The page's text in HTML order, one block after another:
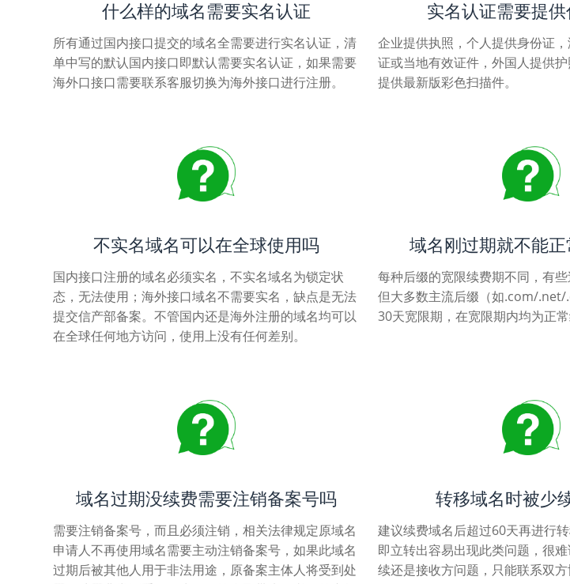
什么样的域名需要实名认证
所有通过国内接口提交的域名全需要进行实名认证，清
单中写的默认国内接口即默认需要实名认证，如果需要
海外口接口需要联系客服切换为海外接口进行注册。
实名认证需要提
企业提供执照，个人提供身份证
证或当地有效证件，外国人提供
提供最新版彩色扫描件。
不实名域名可以在全球使用吗
国内接口注册的域名必须实名，不实名域名为锁定状
态，无法使用；海外接口域名不需要实名，缺点是无法
提交信产部备案。不管国内还是海外注册的域名均可以
在全球任何地方访问，使用上没有任何差别。
域名刚过期就不能
每种后缀的宽限续费期不同，有些
但大多数主流后缀（如.com/
30天宽限期，在宽限期内均为正常
域名过期没续费需要注销备案号吗
需要注销备案号，而且必须注销，相关法律规定原域名
申请人不再使用域名需要主动注销备案号，如果此域名
过期后被其他人用于非法用途，原备案主体人将受到处
转移域名时被少
建议续费域名后超过60天再进行
即立转出容易出现此类问题，很
续还是接收方问题，只能联系双方